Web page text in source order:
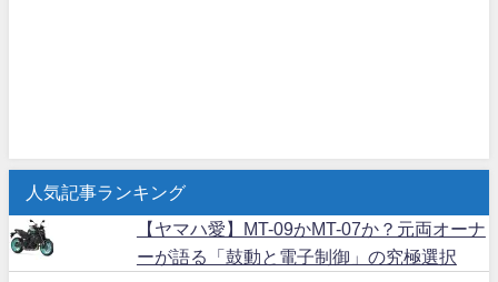
人気記事ランキング
【ヤマハ愛】MT-09かMT-07か？元両オーナ
ーが語る「鼓動と電子制御」の究極選択